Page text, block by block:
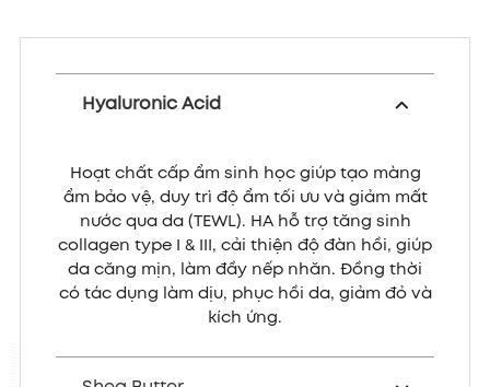
Hyaluronic Acid
Hoạt chất cấp ẩm sinh học giúp tạo màng
ẩm bảo vệ, duy trì độ ẩm tối ưu và giảm mất
nước qua da (TEWL). HA hỗ trợ tăng sinh
collagen type I & III, cải thiện độ đàn hồi, giúp
da căng mịn, làm đầy nếp nhăn. Đồng thời
có tác dụng làm dịu, phục hồi da, giảm đỏ và
kích ứng.